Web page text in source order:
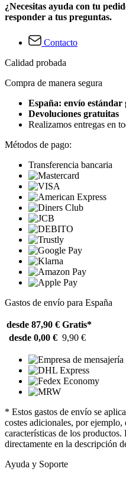
¿Necesitas ayuda con tu
responder a tus preguntas.
Contacto
Calidad probada
Compra de manera segura
España: envío
Devoluciones gratuitas
Realizamos entregas en
Métodos de pago:
Transferencia bancaria
Gastos de envío para España
desde 87,90 € Gratis*
desde 0,00 € 9,90 €
* Estos gastos de envío se
costes adicionales, por
características de los
directamente en la descripción
Ayuda y Soporte